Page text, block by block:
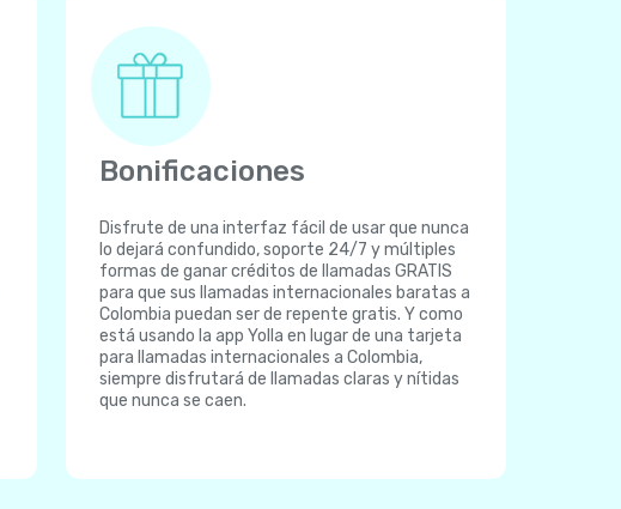
Bonificaciones
Disfrute de una interfaz fácil de usar que nunca
lo dejará confundido, soporte 24/7 y múltiples
formas de ganar créditos de llamadas GRATIS
para que sus llamadas internacionales baratas a
Colombia puedan ser de repente gratis. Y como
está usando la app Yolla en lugar de una tarjeta
para llamadas internacionales a Colombia,
siempre disfrutará de llamadas claras y nítidas
que nunca se caen.